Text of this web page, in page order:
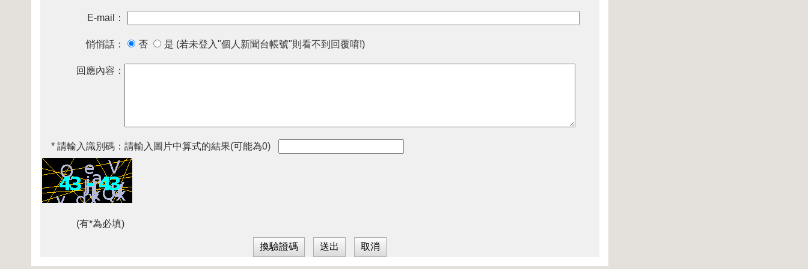
E-mail：
悄悄話： 否 是 (若未登入"個人新聞台帳號"則看不到回覆唷!)
回應內容：
* 請輸入識別碼： 請輸入圖片中算式的結果(可能為0)
(有*為必填)